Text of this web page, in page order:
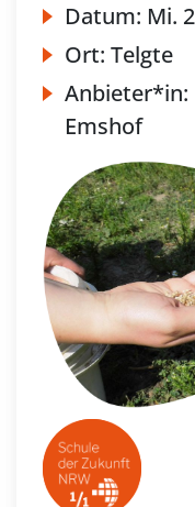
Datum: Mi.
Ort: Telgte
Anbieter*in:
Emshof